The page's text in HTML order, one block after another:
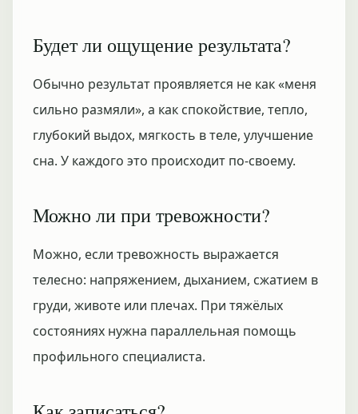
Будет ли ощущение результата?
Обычно результат проявляется не как «меня
сильно размяли», а как спокойствие, тепло,
глубокий выдох, мягкость в теле, улучшение
сна. У каждого это происходит по-своему.
Можно ли при тревожности?
Можно, если тревожность выражается
телесно: напряжением, дыханием, сжатием в
груди, животе или плечах. При тяжёлых
состояниях нужна параллельная помощь
профильного специалиста.